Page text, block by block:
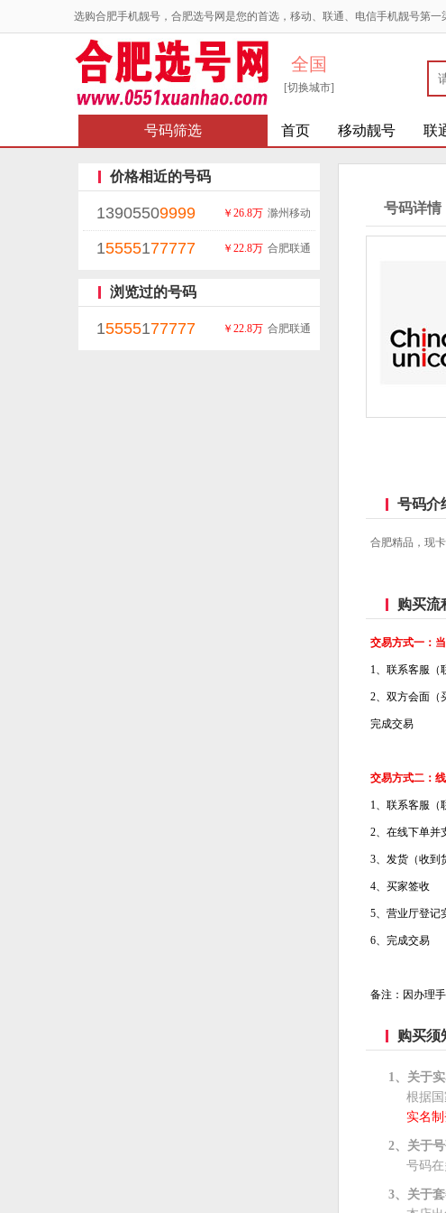
选购合肥手机靓号，合肥选号网是您的首选，移动、联通、电信手机靓号第一
全国
[切换城市]
号码筛选 首页 移动靓号 联
价格相近的号码
13905509999 滁州移动
￥26.8万
15555177777 合肥联通
￥22.8万
浏览过的号码
15555177777 合肥联通
￥22.8万
号码详情
号码介
合肥精品，现
购买流
交易方式一：
1、联系客服（
2、双方会面（
完成交易
交易方式二：
1、联系客服（
2、在线下单并
3、发货（收到
4、买家签收
5、营业厅登记
6、完成交易
备注：因办理
购买须
1、关于
根据
实名
2、关于
号码
3、关于